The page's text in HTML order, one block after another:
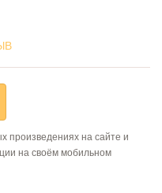
произведениях на сайте и
на своём мобильном